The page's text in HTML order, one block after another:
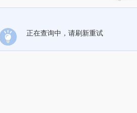
正在查询中，请刷新重试